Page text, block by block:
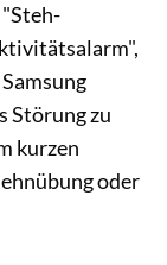
Störung zu
kurzen
oder